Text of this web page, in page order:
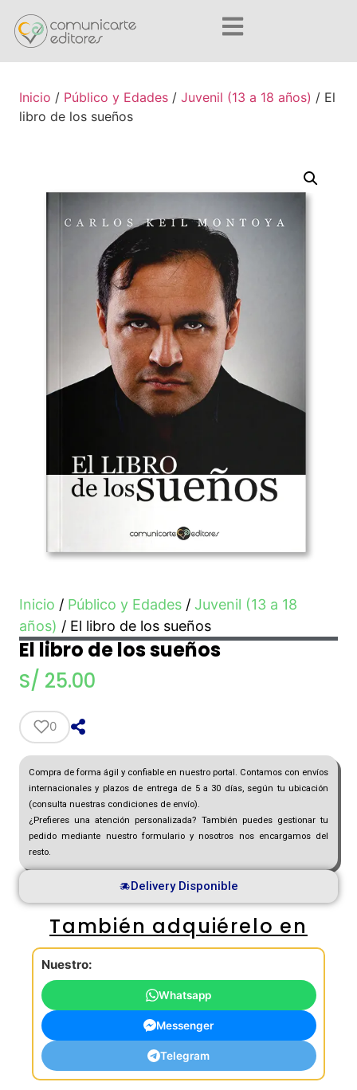
Inicio / Público y Edades / Juvenil (13 a 18 años) / El
libro de los sueños
Inicio / Público y Edades / Juvenil (13 a 18
años) / El libro de los sueños
El libro de los sueños
S/ 25.00
0
Compra de forma ágil y confiable en nuestro portal. Contamos con envíos
internacionales y plazos de entrega de 5 a 30 días, según tu ubicación
(consulta nuestras condiciones de envío).
¿Prefieres una atención personalizada? También puedes gestionar tu
pedido mediante nuestro formulario y nosotros nos encargamos del
resto.
Delivery Disponible
También adquiérelo en
Nuestro:
Whatsapp
Messenger
Telegram